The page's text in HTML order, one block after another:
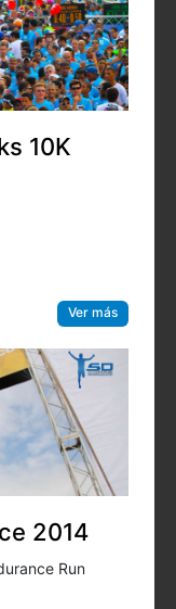
10K
Ver más
2014
Run